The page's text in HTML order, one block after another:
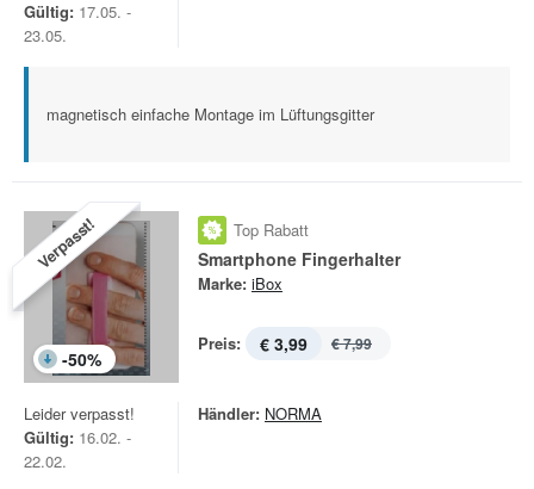
Gültig: 17.05. -
23.05.
magnetisch einfache Montage im Lüftungsgitter
Verpasst!
-50%
Top Rabatt
Smartphone Fingerhalter
Marke: iBox
Preis: € 3,99 € 7,99
Leider verpasst!
Gültig: 16.02. -
22.02.
Händler: NORMA